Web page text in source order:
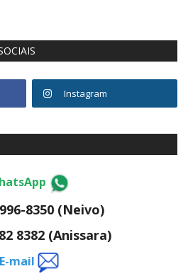
Instagram
8350 (Neivo)
8382 (Anissara)
E-mail